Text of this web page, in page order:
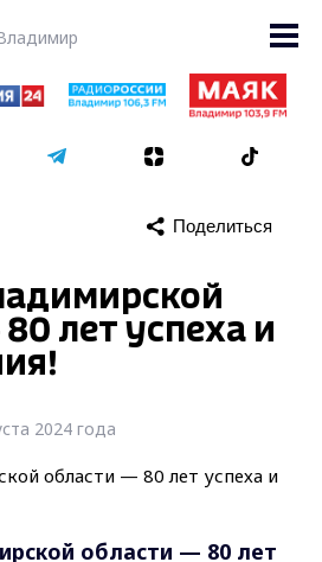
Поделиться
лет успеха и
2024 года
области — 80 лет